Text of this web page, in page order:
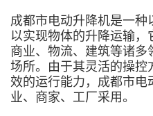
成都市电动升降机是一
以实现物体的升降运输，
商业、物流、建筑等诸
场所。由于其灵活的操
效的运行能力，成都市
业、商家、工厂采用。